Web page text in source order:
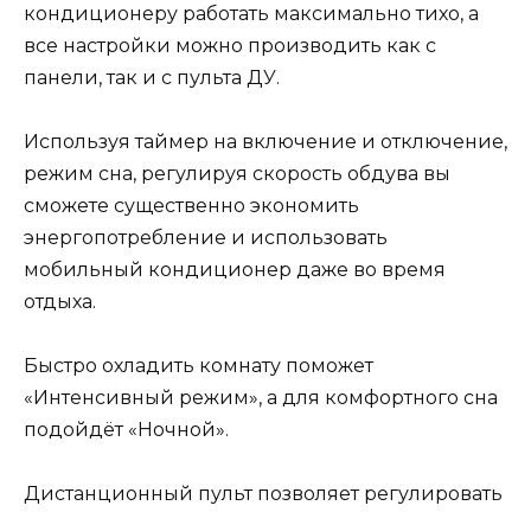
кондиционеру работать максимально тихо, а
все настройки можно производить как с
панели, так и с пульта ДУ.
Используя таймер на включение и отключение,
режим сна, регулируя скорость обдува вы
сможете существенно экономить
энергопотребление и использовать
мобильный кондиционер даже во время
отдыха.
Быстро охладить комнату поможет
«Интенсивный режим», а для комфортного сна
подойдёт «Ночной».
Дистанционный пульт позволяет регулировать